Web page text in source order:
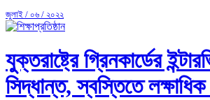
জুলাই / ০৬ / ২০২২
যুক্তরাষ্ট্রে গ্রিনকার্ডের
সিদ্ধান্ত, স্বস্তিতে লক্ষাধিক